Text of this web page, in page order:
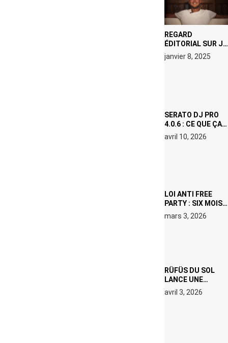
REGARD
ÉDITORIAL SUR JE
M’APPELLE TIM
(NETFLIX) : AVICII,
janvier 8, 2025
SERATO DJ PRO
4.0.6 : CE QUE ÇA
CHANGE, MÊME SI
VOUS N’ÊTES NI
avril 10, 2026
LOI ANTI FREE
PARTY : SIX MOIS
DE PRISON ET 5
000 € D’AMENDE
mars 3, 2026
RÜFÜS DU SOL
LANCE UNE
RÉSIDENCE DJ
SET DE QUATRE
avril 3, 2026